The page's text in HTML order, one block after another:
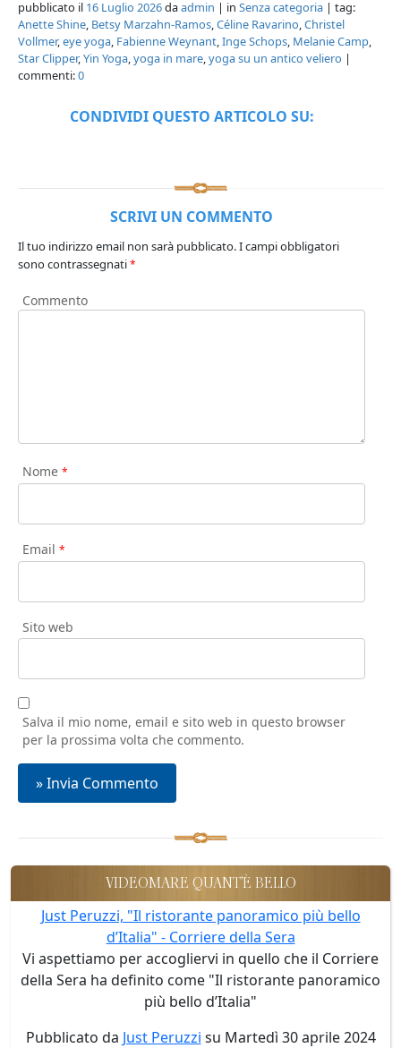
pubblicato il 16 Luglio 2026daadmin | in Senza categoria | tag:
Anette Shine, Betsy Marzahn-Ramos,Céline Ravarino,Christel
Vollmer,eye yoga, Fabienne Weynant,Inge Schops, Melanie Camp,
Star Clipper,Yin Yoga,yoga in mare,yoga su un antico veliero |
commenti:0
CONDIVIDI QUESTO ARTICOLO SU:
SCRIVI UN COMMENTO
Il tuo indirizzo email non sarà pubblicato.I campi obbligatori
sono contrassegnati*
Commento
Nome *
Email *
Sito web
Salva il mio nome, email e sito web in questo browser
per la prossima volta che commento.
VIDEOMARE QUANT'È BELLO
Just Peruzzi, "Il ristorante panoramico più bello
d’Italia" - Corriere della Sera
Vi aspettiamo per accogliervi in quello che il Corriere
della Sera ha definito come "Il ristorante panoramico
più bello d’Italia"
Pubblicato da Just Peruzzi su Martedì 30 aprile 2024